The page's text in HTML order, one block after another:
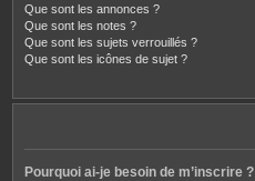
Que sont les annonces ?
Que sont les notes ?
Que sont les sujets verrouillés ?
Que sont les icônes de sujet ?
Pourquoi ai-je besoin de m’inscrire ?